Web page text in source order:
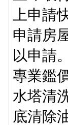
上申請
申請房
以申請
專業鑑
水塔清
底清除